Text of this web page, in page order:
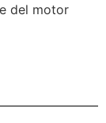
del motor